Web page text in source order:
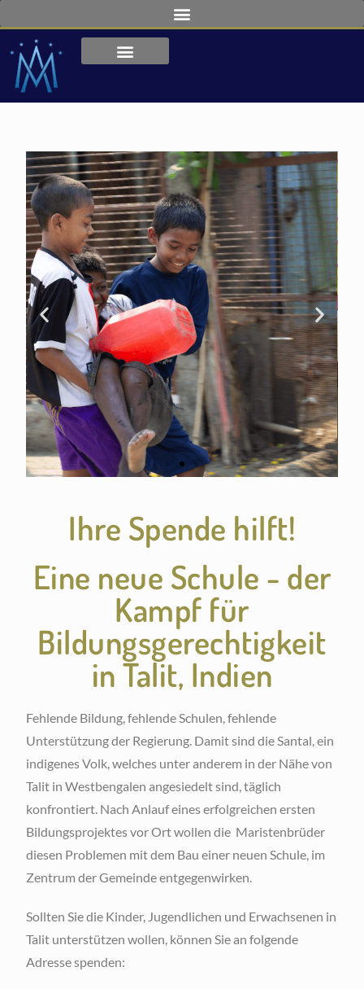
Ihre Spende hilft!
Eine neue Schule - der
Kampf für
Bildungsgerechtigkeit
in Talit, Indien
Fehlende Bildung, fehlende Schulen, fehlende
Unterstützung der Regierung. Damit sind die Santal, ein
indigenes Volk, welches unter anderem in der Nähe von
Talit in Westbengalen angesiedelt sind, täglich
konfrontiert. Nach Anlauf eines erfolgreichen ersten
Bildungsprojektes vor Ort wollen die Maristenbrüder
diesen Problemen mit dem Bau einer neuen Schule, im
Zentrum der Gemeinde entgegenwirken.
Sollten Sie die Kinder, Jugendlichen und Erwachsenen in
Talit unterstützen wollen, können Sie an folgende
Adresse spenden: